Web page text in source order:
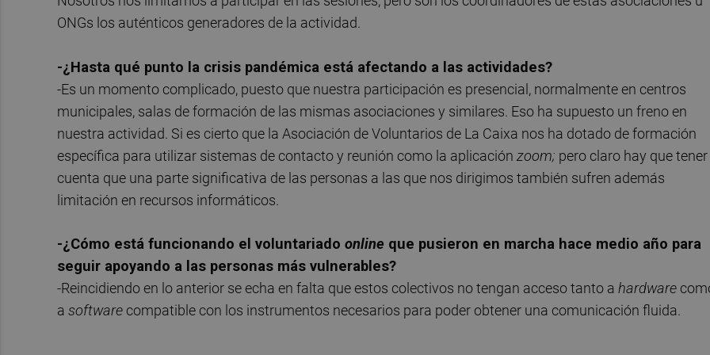
ONGs los auténticos generadores de la actividad.
-¿Hasta qué punto la crisis pandémica está afectando a las actividades?
-Es un momento complicado, puesto que nuestra participación es presencial, normalmente en centros
municipales, salas de formación de las mismas asociaciones y similares. Eso ha supuesto un freno en
nuestra actividad. Si es cierto que la Asociación de Voluntarios de La Caixa nos ha dotado de formación
específica para utilizar sistemas de contacto y reunión como la aplicación zoom; pero claro hay que tener
cuenta que una parte significativa de las personas a las que nos dirigimos también sufren además
limitación en recursos informáticos.
-¿Cómo está funcionando el voluntariado online que pusieron en marcha hace medio año para
seguir apoyando a las personas más vulnerables?
-Reincidiendo en lo anterior se echa en falta que estos colectivos no tengan acceso tanto a hardware
a software compatible con los instrumentos necesarios para poder obtener una comunicación fluida.